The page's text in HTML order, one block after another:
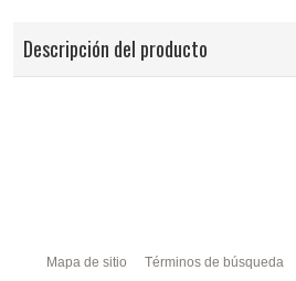
Descripción del producto
Mapa de sitio Términos de búsqueda